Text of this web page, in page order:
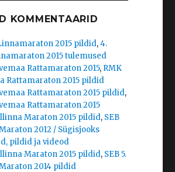
KOMMENTAARID
2015 pildid,4.
2015 tulemused
Rattamaraton 2015, RMK
Rattamaraton 2015 pildid
Rattamaraton 2015 pildid,
Rattamaraton 2015
Maraton 2015 pildid, SEB
2012 / Sügisjooks
pildid ja videod
Maraton 2015 pildid, SEB 5.
2014 pildid